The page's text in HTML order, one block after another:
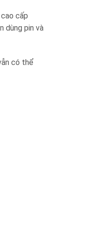
cấp
dùng pin và
có thể